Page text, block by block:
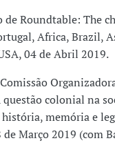
de Roundtable: The
Africa, Brazil,
04 de Abril 2019.
questão colonial na
memória e
Março 2019 (com